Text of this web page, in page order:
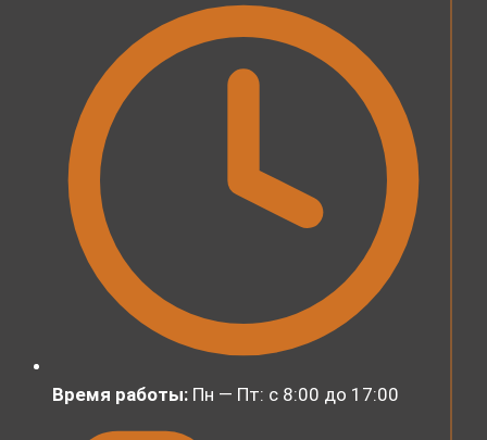
Время работы: Пн — Пт: с 8:00 до 17:00